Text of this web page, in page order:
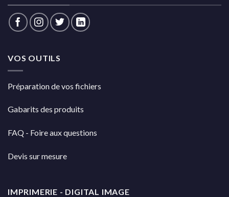
VOS OUTILS
Préparation de vos fichiers
Gabarits des produits
FAQ - Foire aux questions
Devis sur mesure
IMPRIMERIE - DIGITAL IMAGE